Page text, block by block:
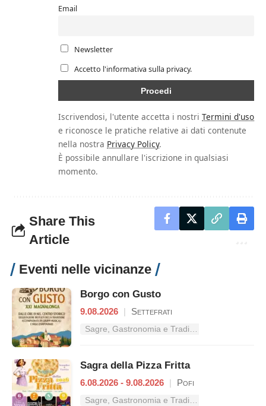
Email
Newsletter
Accetto l'informativa sulla privacy.
Iscrivendosi, l'utente accetta i nostri Termini d'uso
e riconosce le pratiche relative ai dati contenute
nella nostra Privacy Policy.
È possibile annullare l'iscrizione in qualsiasi
momento.
Share This
Article
Eventi nelle vicinanze
Borgo con Gusto
9.08.2026 | Settefrati
Sagre, Gastronomia e Tradizioni nel Lazio
Sagra della Pizza Fritta
6.08.2026 - 9.08.2026 | Pofi
Sagre, Gastronomia e Tradizioni nel Lazio